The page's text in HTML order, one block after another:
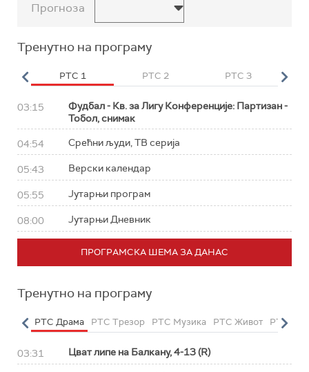
Прогноза
Тренутно на програму
РТС 1 РТС 2 РТС 3
03:15
Фудбал - Кв. за Лигу Конференције: Партизан -
Тобол, снимак
04:54 Срећни људи, ТВ серија
05:43 Верски календар
05:55 Јутарњи програм
08:00 Јутарњи Дневник
ПРОГРАМСКА ШЕМА ЗА ДАНАС
Тренутно на програму
РТС Драма РТС Трезор РТС Музика РТС Живот РТС
03:31 Цват липе на Балкану, 4-13 (R)